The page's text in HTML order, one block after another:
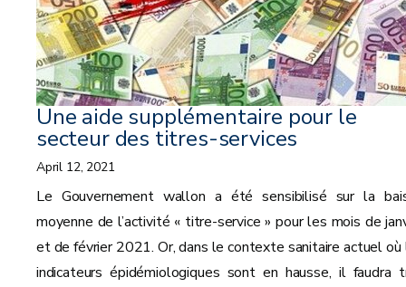
Une aide supplémentaire pour le
secteur des titres-services
April 12, 2021
Le Gouvernement wallon a été sensibilisé sur la
moyenne de l’activité « titre-service » pour les mois de
et de février 2021. Or, dans le contexte sanitaire actuel où
indicateurs épidémiologiques sont en hausse, il faudra